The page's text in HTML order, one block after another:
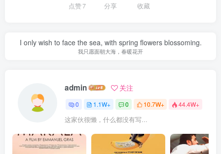
点赞7 分享 收藏
I only wish to face the sea, with spring flowers blossoming.
我只愿面朝大海，春暖花开
admin 关注
0 1.1W+ 0 10.7W+ 44.4W+
这家伙很懒，什么都没有写...